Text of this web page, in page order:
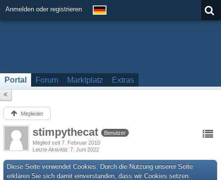
Anmelden oder registrieren
Portal Forum Marktplatz Extras
Mitglieder
stimpythecat
Benutzer
Mitglied seit 7. Februar 2010
Letzte Aktivität 7. Juni 2022
Diese Seite verwendet Cookies. Durch die Nutzung unserer Seite
erklären Sie sich damit einverstanden, dass wir Cookies setzen.